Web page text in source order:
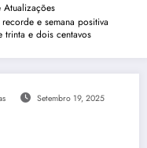
Atualizações
e semana positiva
e dois centavos
Setembro 19, 2025